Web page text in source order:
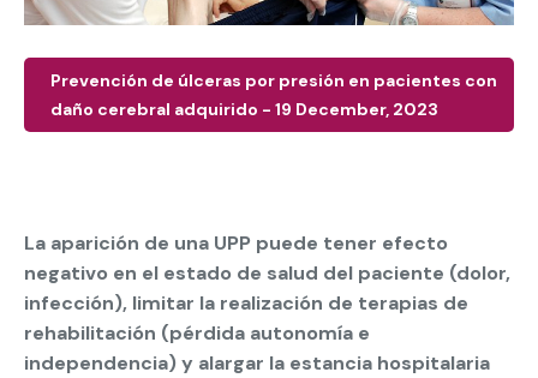
Prevención de úlceras por presión en pacientes con
daño cerebral adquirido - 19 December, 2023
La aparición de una UPP puede tener efecto
negativo en el estado de salud del paciente (dolor,
infección), limitar la realización de terapias de
rehabilitación (pérdida autonomía e
independencia) y alargar la estancia hospitalaria